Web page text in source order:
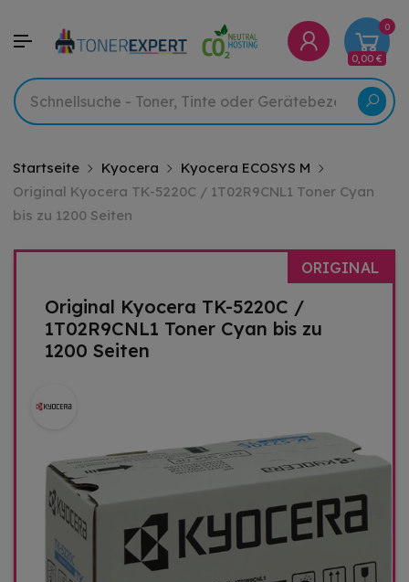
0
0,00 €
Startseite Kyocera
Kyocera ECOSYS M
Original Kyocera TK-5220C / 1T02R9CNL1 Toner Cyan
bis zu 1200 Seiten
ORIGINAL
Original Kyocera TK-5220C /
1T02R9CNL1 Toner Cyan bis zu
1200 Seiten